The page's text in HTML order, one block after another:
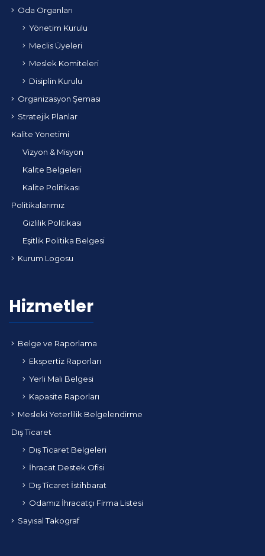
Oda Organları
Yönetim Kurulu
Meclis Üyeleri
Meslek Komiteleri
Disiplin Kurulu
Organizasyon Şeması
Stratejik Planlar
Kalite Yönetimi
Vizyon & Misyon
Kalite Belgeleri
Kalite Politikası
Politikalarımız
Gizlilik Politikası
Eşitlik Politika Belgesi
Kurum Logosu
Hizmetler
Belge ve Raporlama
Ekspertiz Raporları
Yerli Malı Belgesi
Kapasite Raporları
Mesleki Yeterlilik Belgelendirme
Dış Ticaret
Dış Ticaret Belgeleri
İhracat Destek Ofisi
Dış Ticaret İstihbarat
Odamız İhracatçı Firma Listesi
Sayısal Takograf